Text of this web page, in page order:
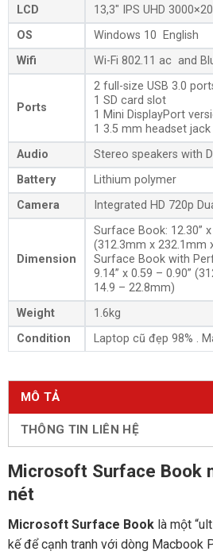
MÔ TẢ
THÔNG TIN LIÊN HỆ
Microsoft Surface Book
nét
Microsoft Surface Booklà một
kế để cạnh tranh với dòng Macbook
LCD
13,3″ IPS UHD
OS
Windows 10 English
Wifi
Wi-Fi 802.11 ac and
Ports
2 full-size USB 3.0
1 SD card slot
1 Mini DisplayPort
1 3.5 mm headset jack
Audio
Stereo speakers with
Battery
Lithium polymer
Camera
Integrated HD 720p
Dimension
Surface Book: 12.30” x
(312.3mm x 232.1mm
Surface Book with
9.14” x 0.59 – 0.90”
14.9 – 22.8mm)
Weight
1.6kg
Condition
Laptop cũ đẹp 98% .